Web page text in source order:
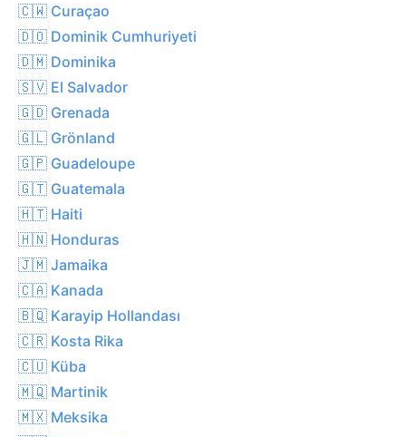
🇨🇼 Curaçao
🇩🇴 Dominik Cumhuriyeti
🇩🇲 Dominika
🇸🇻 El Salvador
🇬🇩 Grenada
🇬🇱 Grönland
🇬🇵 Guadeloupe
🇬🇹 Guatemala
🇭🇹 Haiti
🇭🇳 Honduras
🇯🇲 Jamaika
🇨🇦 Kanada
🇧🇶 Karayip Hollandası
🇨🇷 Kosta Rika
🇨🇺 Küba
🇲🇶 Martinik
🇲🇽 Meksika